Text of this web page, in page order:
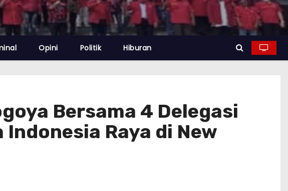
Opini Politik Hiburan
Bersama 4 Delegasi
Raya di New